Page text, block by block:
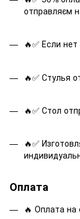
отправляєм
🔥✅ Если
🔥✅ Стулья
🔥✅ Стол
🔥✅
Оплата
🔥 Оплата на